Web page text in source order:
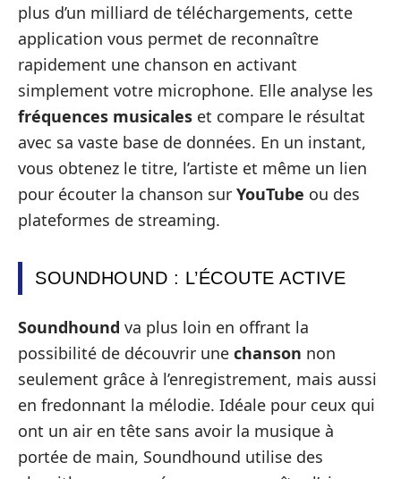
plus d’un milliard de téléchargements, cette
application vous permet de reconnaître
rapidement une chanson en activant
simplement votre microphone. Elle analyse les
fréquences musicales et compare le résultat
avec sa vaste base de données. En un instant,
vous obtenez le titre, l’artiste et même un lien
pour écouter la chanson sur YouTube ou des
plateformes de streaming.
SOUNDHOUND : L’ÉCOUTE ACTIVE
Soundhound va plus loin en offrant la
possibilité de découvrir une chanson non
seulement grâce à l’enregistrement, mais aussi
en fredonnant la mélodie. Idéale pour ceux qui
ont un air en tête sans avoir la musique à
portée de main, Soundhound utilise des